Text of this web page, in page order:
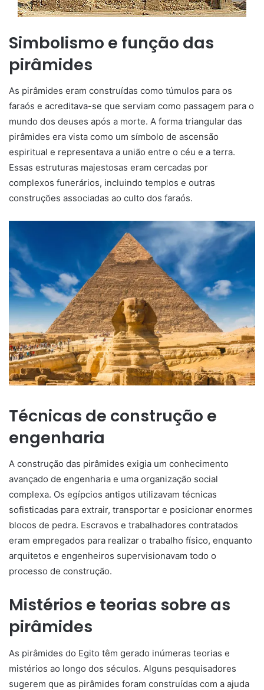
Simbolismo e função das
pirâmides
As pirâmides eram construídas como túmulos para os
faraós e acreditava-se que serviam como passagem para o
mundo dos deuses após a morte. A forma triangular das
pirâmides era vista como um símbolo de ascensão
espiritual e representava a união entre o céu e a terra.
Essas estruturas majestosas eram cercadas por
complexos funerários, incluindo templos e outras
construções associadas ao culto dos faraós.
Técnicas de construção e
engenharia
A construção das pirâmides exigia um conhecimento
avançado de engenharia e uma organização social
complexa. Os egípcios antigos utilizavam técnicas
sofisticadas para extrair, transportar e posicionar enormes
blocos de pedra. Escravos e trabalhadores contratados
eram empregados para realizar o trabalho físico, enquanto
arquitetos e engenheiros supervisionavam todo o
processo de construção.
Mistérios e teorias sobre as
pirâmides
As pirâmides do Egito têm gerado inúmeras teorias e
mistérios ao longo dos séculos. Alguns pesquisadores
sugerem que as pirâmides foram construídas com a ajuda